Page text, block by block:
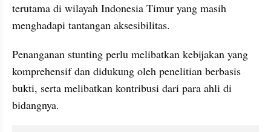
terutama di wilayah Indonesia Timur yang masih
menghadapi tantangan aksesibilitas.
Penanganan stunting perlu melibatkan kebijakan yang
komprehensif dan didukung oleh penelitian berbasis
bukti, serta melibatkan kontribusi dari para ahli di
bidangnya.